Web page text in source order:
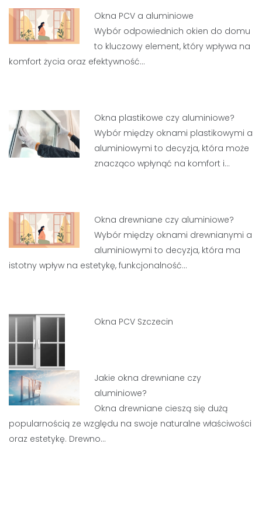
Okna PCV a aluminiowe
Wybór odpowiednich okien do domu
to kluczowy element, który wpływa na
komfort życia oraz efektywność…
Okna plastikowe czy aluminiowe?
Wybór między oknami plastikowymi a
aluminiowymi to decyzja, która może
znacząco wpłynąć na komfort i…
Okna drewniane czy aluminiowe?
Wybór między oknami drewnianymi a
aluminiowymi to decyzja, która ma
istotny wpływ na estetykę, funkcjonalność…
Okna PCV Szczecin
Jakie okna drewniane czy
aluminiowe?
Okna drewniane cieszą się dużą
popularnością ze względu na swoje naturalne właściwości
oraz estetykę. Drewno…